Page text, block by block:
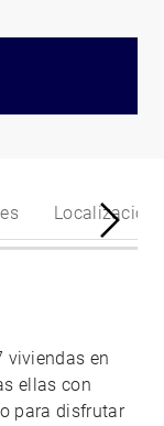
Localización
viviendas en
ellas con
para disfrutar